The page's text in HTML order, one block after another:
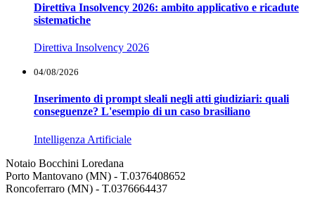
Direttiva Insolvency 2026: ambito applicativo e ricadute
sistematiche
Direttiva Insolvency 2026
04/08/2026
Inserimento di prompt sleali negli atti giudiziari: quali
conseguenze? L'esempio di un caso brasiliano
Intelligenza Artificiale
Notaio Bocchini Loredana
Porto Mantovano (MN) - T.0376408652
Roncoferraro (MN) - T.0376664437